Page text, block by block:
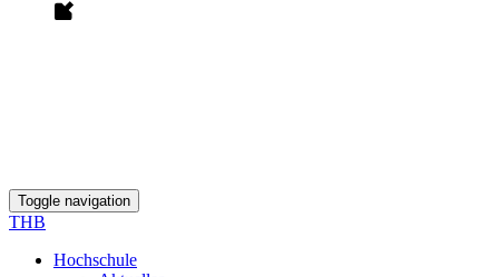
Toggle navigation
THB
Hochschule